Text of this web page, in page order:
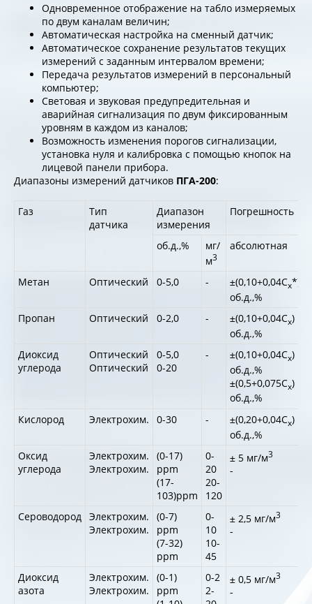
Одновременное отображение на табло измеряемых
по двум каналам величин;
Автоматическая настройка на сменный датчик;
Автоматическое сохранение результатов текущих
измерений с заданным интервалом времени;
Передача результатов измерений в персональный
компьютер;
Световая и звуковая предупредительная и
аварийная сигнализация по двум фиксированным
уровням в каждом из каналов;
Возможность изменения порогов сигнализации,
установка нуля и калибровка с помощью кнопок на
лицевой панели прибора.
Диапазоны измерений датчиков ПГА-200:
Газ
Тип
датчика
Диапазон
измерения
Погрешность
об.д.,%
мг/
м3
абсолютная
Метан Оптический 0-5,0 - ±(0,10+0,04Сх*)
об.д.,%
Пропан Оптический 0-2,0 - ±(0,10+0,04Сх)
об.д.,%
Диоксид
углерода
Оптический
Оптический
0-5,0
0-20
- ±(0,10+0,04Сх)
об.д.,%
±(0,5+0,075Сх)
об.д.,%
Кислород Электрохим. 0-30 - ±(0,20+0,04Сх)
об.д.,%
Оксид
углерода
Электрохим.
Электрохим.
(0-17)
ppm
(17-
103)ppm
0-
20
20-
120
± 5 мг/м3
-
Сероводород
Электрохим.
Электрохим.
(0-7)
ppm
(7-32)
ppm
0-
10
10-
45
± 2,5 мг/м3
-
Диоксид
азота
Электрохим.
Электрохим.
(0-1)
ppm
0-2
2-
± 0,5 мг/м3
-